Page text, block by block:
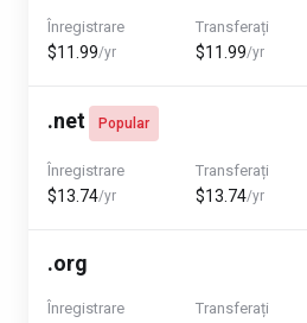
Înregistrare
$11.99/yr
Transferați
$11.99/yr
.net Popular
Înregistrare
$13.74/yr
Transferați
$13.74/yr
.org
Înregistrare Transferați